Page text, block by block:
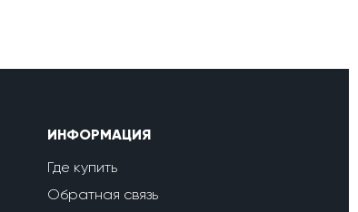
ИНФОРМАЦИЯ
Где купить
Обратная связь